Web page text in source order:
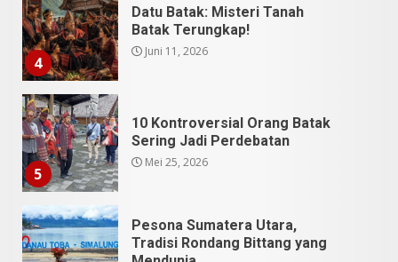
5
10 Kontroversial Orang Batak
Sering Jadi Perdebatan
Mei 25, 2026
6
Pesona Sumatera Utara,
Tradisi Rondang Bittang yang
Mendunia
Mei 4, 2026
SUCI Season 11: Finalis Stand
Up Comedy KompasTV